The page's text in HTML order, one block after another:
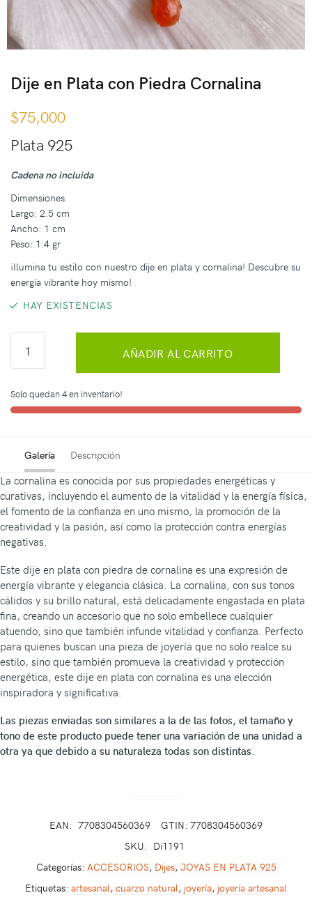
Dije en Plata con Piedra Cornalina
$75,000
Plata 925
Cadena no incluida
Dimensiones
Largo: 2.5 cm
Ancho: 1 cm
Peso: 1.4 gr
¡Ilumina tu estilo con nuestro dije en plata y cornalina! Descubre su
energía vibrante hoy mismo!
HAY EXISTENCIAS
AÑADIR AL CARRITO
Solo quedan 4 en inventario!
Galería Descripción
La cornalina es conocida por sus propiedades energéticas y
curativas, incluyendo el aumento de la vitalidad y la energía física,
el fomento de la confianza en uno mismo, la promoción de la
creatividad y la pasión, así como la protección contra energías
negativas.
Este dije en plata con piedra de cornalina es una expresión de
energía vibrante y elegancia clásica. La cornalina, con sus tonos
cálidos y su brillo natural, está delicadamente engastada en plata
fina, creando un accesorio que no solo embellece cualquier
atuendo, sino que también infunde vitalidad y confianza. Perfecto
para quienes buscan una pieza de joyería que no solo realce su
estilo, sino que también promueva la creatividad y protección
energética, este dije en plata con cornalina es una elección
inspiradora y significativa.
Las piezas enviadas son similares a la de las fotos, el tamaño y
tono de este producto puede tener una variación de una unidad a
otra ya que debido a su naturaleza todas son distintas.
EAN: 7708304560369
GTIN: 7708304560369
SKU: Di1191
Categorías: ACCESORIOS, Dijes, JOYAS EN PLATA 925
Etiquetas: artesanal, cuarzo natural, joyería, joyería artesanal